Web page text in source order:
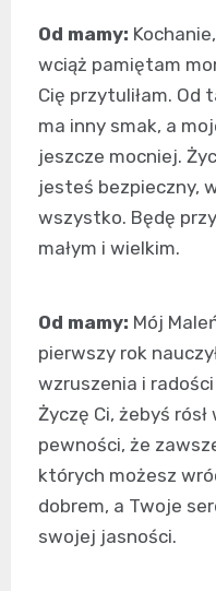
Od mamy:
wciąż pamiętam
Cię przytuliłam. Od
ma inny smak, a
jeszcze mocniej.
jesteś bezpieczny,
wszystko. Będę
małym i wielkim.
Od mamy: Mój
pierwszy rok
wzruszenia i
Życzę Ci, żebyś
pewności, że
których możesz
dobrem, a Twoje
swojej jasności.